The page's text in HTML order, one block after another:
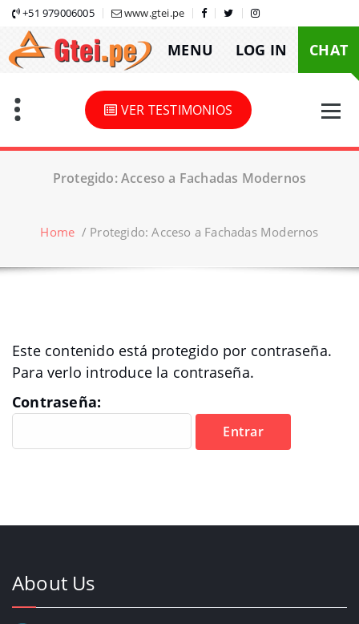
Skip
content
+51 979006005 www.gtei.pe
MENU LOG IN CHAT
VER TESTIMONIOS
Protegido: Acceso a Fachadas Modernos
Home / Protegido: Acceso a Fachadas Modernos
Este contenido está protegido por contraseña.
Para verlo introduce la contraseña.
Contraseña:
About Us